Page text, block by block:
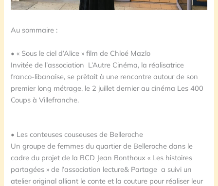
Au sommaire :
• « Sous le ciel d’Alice » film de Chloé Mazlo
Invitée de l’association L’Autre Cinéma, la réalisatrice
franco-libanaise, se prêtait à une rencontre autour de son
premier long métrage, le 2 juillet dernier au cinéma Les 400
Coups à Villefranche.
• Les conteuses couseuses de Belleroche
Un groupe de femmes du quartier de Belleroche dans le
cadre du projet de la BCD Jean Bonthoux « Les histoires
partagées » de l’association lecture& Partage a suivi un
atelier original alliant le conte et la couture pour réaliser leur